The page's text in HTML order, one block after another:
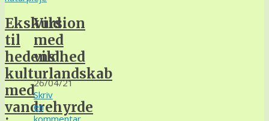
Ekskursion
til
hedens
kulturlandskab
med
vandrehyrde
Vild
med
vildhed
26/04/21
Skriv
en
kommentar